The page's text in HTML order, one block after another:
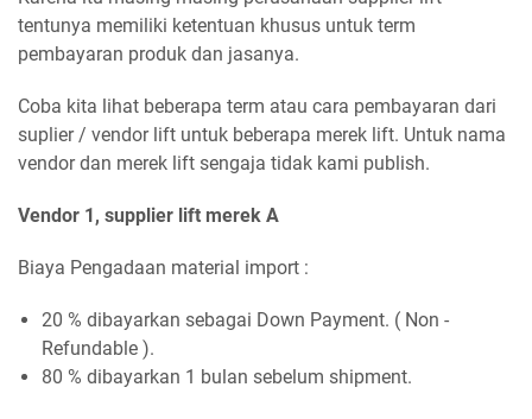
tentunya memiliki ketentuan khusus untuk term
pembayaran produk dan jasanya.
Coba kita lihat beberapa term atau cara pembayaran dari
suplier / vendor lift untuk beberapa merek lift. Untuk nama
vendor dan merek lift sengaja tidak kami publish.
Vendor 1, supplier lift merek A
Biaya Pengadaan material import :
20 % dibayarkan sebagai Down Payment. ( Non -
Refundable ).
80 % dibayarkan 1 bulan sebelum shipment.